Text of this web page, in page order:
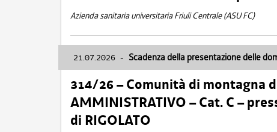
Azienda sanitaria universitaria Friuli Centrale (ASU FC)
21.07.2026 - Scadenza della presentazione delle
314/26 – Comunità di montagna
AMMINISTRATIVO – Cat. C –
di RIGOLATO